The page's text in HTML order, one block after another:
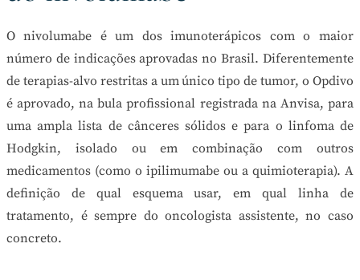
O nivolumabe é um dos imunoterápicos com o maior
número de indicações aprovadas no Brasil. Diferentemente
de terapias-alvo restritas a um único tipo de tumor, o Opdivo
é aprovado, na bula profissional registrada na Anvisa, para
uma ampla lista de cânceres sólidos e para o linfoma de
Hodgkin, isolado ou em combinação com outros
medicamentos (como o ipilimumabe ou a quimioterapia). A
definição de qual esquema usar, em qual linha de
tratamento, é sempre do oncologista assistente, no caso
concreto.